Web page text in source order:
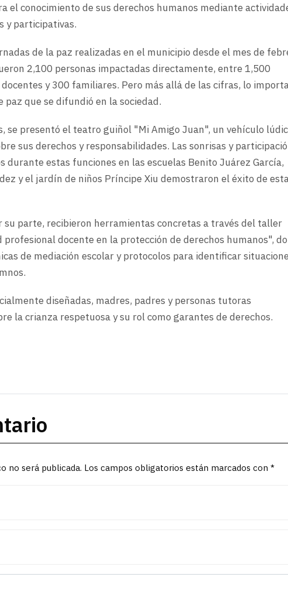
el conocimiento de sus derechos humanos mediante
y participativas.
de la paz realizadas en el municipio desde el mes de
2,100 personas impactadas directamente, entre 1,500
y 300 familiares. Pero más allá de las cifras, lo
paz que se difundió en la sociedad.
se presentó el teatro guiñol "Mi Amigo Juan", un vehículo
sus derechos y responsabilidades. Las sonrisas y
durante estas funciones en las escuelas Benito Juárez García,
y el jardín de niños Príncipe Xiu demostraron el éxito de
su parte, recibieron herramientas concretas a través del taller
profesional docente en la protección de derechos humanos",
de mediación escolar y protocolos para identificar
diseñadas, madres, padres y personas tutoras
la crianza respetuosa y su rol como garantes de derechos.
no será publicada. Los campos obligatorios están marcados con *